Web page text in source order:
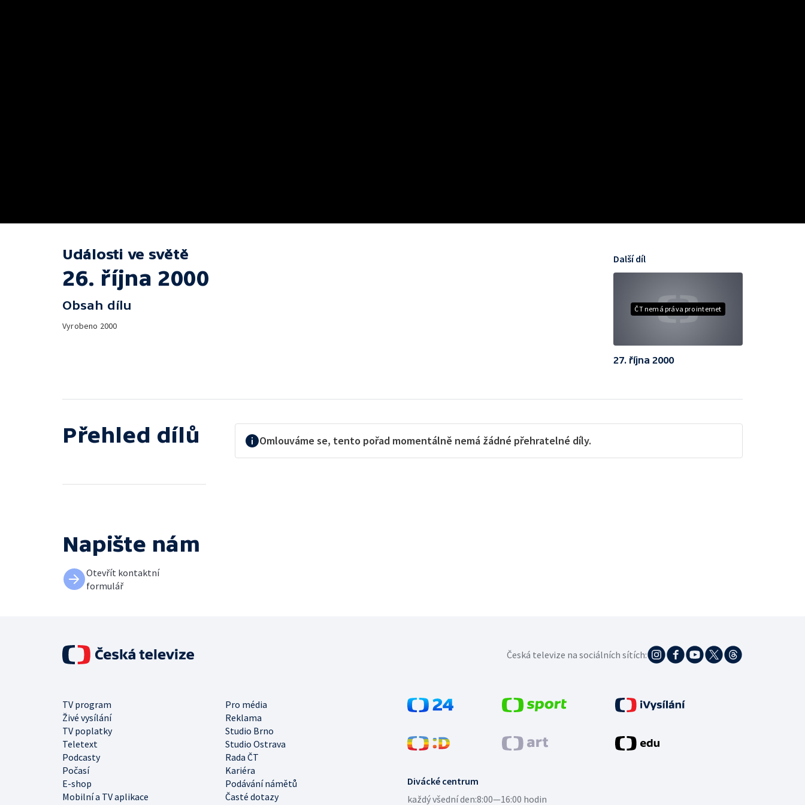
Události ve světě
26. října 2000
Obsah dílu
Vyrobeno 2000
ČT nemá práva pro internet
Další díl
27. října 2000
Přehled dílů Omlouváme se, tento pořad momentálně nemá žádné přehratelné díly.
Napište nám
Otevřít kontaktní
formulář
Divácké centrum
každý všední den:8:00—16:00 hodin
TV program
Pro média
Živé vysílání
Reklama
TV poplatky
Studio Brno
Teletext
Studio Ostrava
Podcasty
Rada ČT
Počasí
Kariéra
E-shop
Podávání námětů
Mobilní a TV aplikace
Časté dotazy
Česká televize na sociálních sítích: